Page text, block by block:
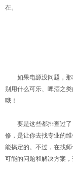
在。
如果电源没问题，那
别用什么可乐、啤酒之
哦！
要是这些都排查过了
修，是让你去找专业的
能搞定的。不过，在找
可能的问题和解决方案